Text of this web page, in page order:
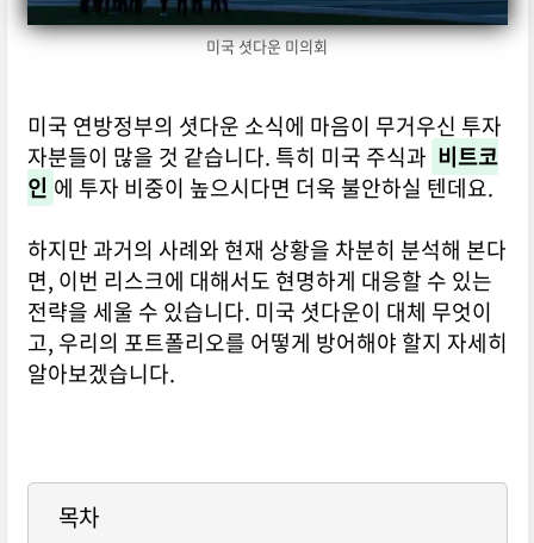
미국 셧다운 미의회
미국 연방정부의 셧다운 소식에 마음이 무거우신 투자
자분들이 많을 것 같습니다. 특히 미국 주식과 비트코
인 에 투자 비중이 높으시다면 더욱 불안하실 텐데요.
하지만 과거의 사례와 현재 상황을 차분히 분석해 본다
면, 이번 리스크에 대해서도 현명하게 대응할 수 있는
전략을 세울 수 있습니다. 미국 셧다운이 대체 무엇이
고, 우리의 포트폴리오를 어떻게 방어해야 할지 자세히
알아보겠습니다.
목차